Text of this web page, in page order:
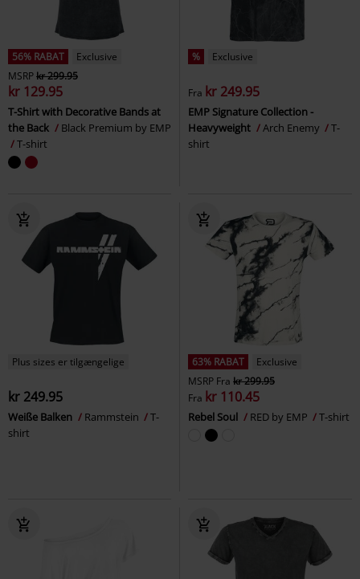
56% RABAT
Exclusive
MSRPkr 299.95
kr 129.95
T-Shirt with Decorative Bands at
the Back
Black Premium by EMP
T-shirt
% Exclusive
Fra kr 249.95
EMP Signature Collection -
Heavyweight
Arch Enemy
T-
shirt
Plus sizes er tilgængelige
kr 249.95
Weiße Balken Rammstein
T-
shirt
63% RABAT
Exclusive
MSRP Fra kr 299.95
Fra kr 110.45
Rebel Soul RED by EMP T-shirt